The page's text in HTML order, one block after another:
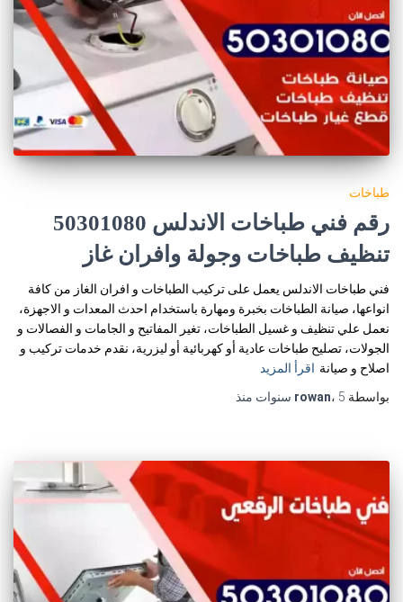
طباخات
رقم فني طباخات الاندلس 50301080
تنظيف طباخات وجولة وافران غاز
فني طباخات الاندلس يعمل على تركيب الطباخات و افران الغاز من كافة
انواعها، صيانة الطباخات بخبرة ومهارة باستخدام احدث المعدات و الاجهزة،
نعمل علي تنظيف و غسيل الطباخات، تغير المفاتيح و الجامات و الفصالات و
الجولات، تصليح طباخات عادية أو كهربائية أو ليزرية، نقدم خدمات تركيب و
اصلاح و صيانة اقرأ المزيد
بواسطة
rowan، 5 سنوات منذ